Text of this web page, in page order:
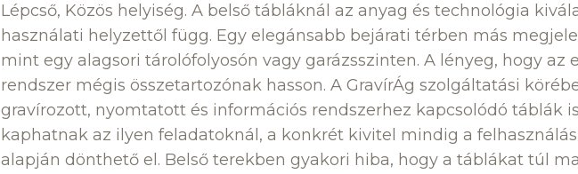
Lépcső, Közös helyiség. A belső tábláknál az anyag és technológia
használati helyzettől függ. Egy elegánsabb bejárati térben más
mint egy alagsori tárolófolyosón vagy garázsszinten. A lényeg, hogy az
rendszer mégis összetartozónak hasson. A GravírÁg szolgáltatási
gravírozott, nyomtatott és információs rendszerhez kapcsolódó táblák
kaphatnak az ilyen feladatoknál, a konkrét kivitel mindig a
alapján dönthető el. Belső terekben gyakori hiba, hogy a táblákat túl